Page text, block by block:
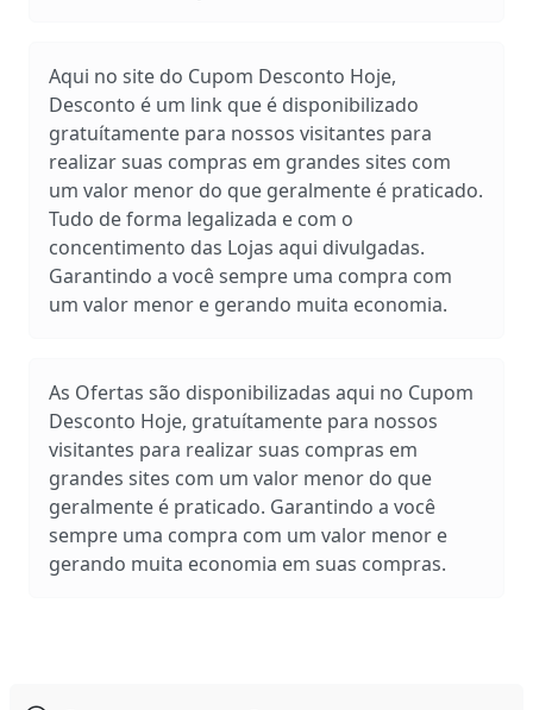
Aqui no site do Cupom Desconto Hoje,
Desconto é um link que é disponibilizado
gratuítamente para nossos visitantes para
realizar suas compras em grandes sites com
um valor menor do que geralmente é praticado.
Tudo de forma legalizada e com o
concentimento das Lojas aqui divulgadas.
Garantindo a você sempre uma compra com
um valor menor e gerando muita economia.
As Ofertas são disponibilizadas aqui no Cupom
Desconto Hoje, gratuítamente para nossos
visitantes para realizar suas compras em
grandes sites com um valor menor do que
geralmente é praticado. Garantindo a você
sempre uma compra com um valor menor e
gerando muita economia em suas compras.